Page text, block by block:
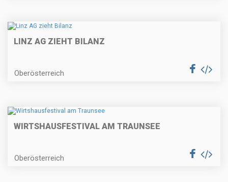
LINZ AG ZIEHT BILANZ
Oberösterreich
WIRTSHAUSFESTIVAL AM TRAUNSEE
Oberösterreich